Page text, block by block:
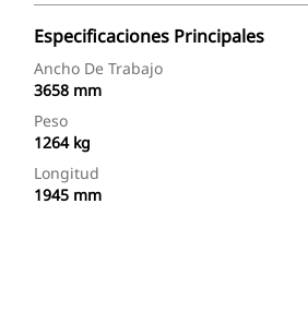
Especificaciones Principales
Ancho De Trabajo
3658 mm
Peso
1264 kg
Longitud
1945 mm